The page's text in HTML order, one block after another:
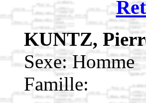
KUNTZ,
Sexe: Homme
Famille: